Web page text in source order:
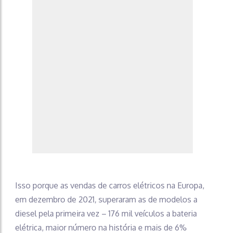
Isso porque as vendas de carros elétricos na Europa,
em dezembro de 2021, superaram as de modelos a
diesel pela primeira vez – 176 mil veículos a bateria
elétrica, maior número na história e mais de 6%